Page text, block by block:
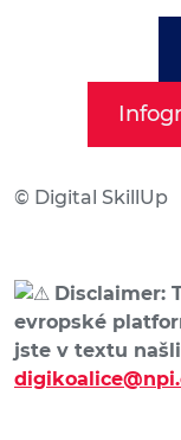
© Digital SkillUp
Disclaimer:
evropské
jste v textu